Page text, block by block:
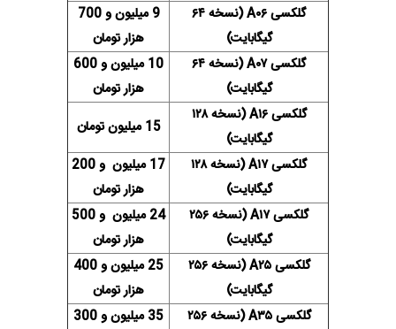
گلکسی A۰۶ (نسخه ۶۴
گیگابایت)
9 میلیون و 700
هزار تومان
گلکسی A۰۷ (نسخه ۶۴
گیگابایت)
10 میلیون و 600
هزار تومان
گلکسی A۱۶ (نسخه ۱۲۸
گیگابایت)
15 میلیون تومان
گلکسی A۱۷ (نسخه ۱۲۸
گیگابایت)
17 میلیون و 200
هزار تومان
گلکسی A۱۷ (نسخه ۲۵۶
گیگابایت)
24 میلیون و 500
هزار تومان
گلکسی A۲۵ (نسخه ۲۵۶
گیگابایت)
25 میلیون و 400
هزار تومان
گلکسی A۳۵ (نسخه ۲۵۶
35 میلیون و 300